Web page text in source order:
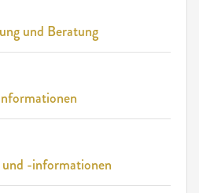
und Beratung
-informationen